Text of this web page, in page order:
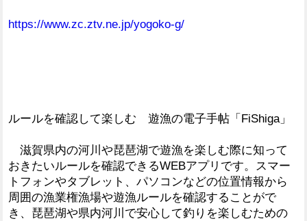
https://www.zc.ztv.ne.jp/yogoko-g/
ルールを確認して楽しむ 遊漁の電子手帖「FiShiga」
滋賀県内の河川や琵琶湖で遊漁を楽しむ際に知って
おきたいルールを確認できるWEBアプリです。スマー
トフォンやタブレット、パソコンなどの位置情報から
周囲の漁業権漁場や遊漁ルールを確認することがで
き、琵琶湖や県内河川で安心して釣りを楽しむための